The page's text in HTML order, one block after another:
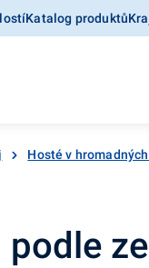
Katalog produktů
Hosté v